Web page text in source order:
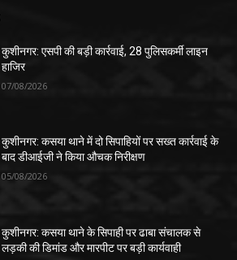
कुशीनगर: एसपी की बड़ी कार्रवाई, 28 पुलिसकर्मी लाइन
हाजिर
07/08/2026
कुशीनगर: कसया थाने में दो सिपाहियों पर सख्त कार्रवाई के
बाद डीआईजी ने किया औचक निरीक्षण
05/08/2026
कुशीनगर: कसया थाने के सिपाही पर ढाबा संचालक से
लड़की की डिमांड और मारपीट पर बड़ी कार्यवाही